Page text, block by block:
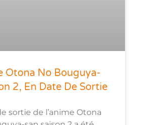
Otona No Bouguya-
2, En Date De Sortie
sortie de l’anime Otona